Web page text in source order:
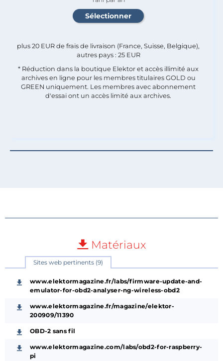
plus 20 EUR de frais de livraison (France, Suisse, Belgique),
autres pays : 25 EUR
* Réduction dans la boutique Elektor et accès illimité aux
archives en ligne pour les membres titulaires GOLD ou
GREEN uniquement. Les membres avec abonnement
d'essai ont un accès limité aux archives.
Matériaux
Sites web pertinents (9)
www.elektormagazine.fr/labs/firmware-update-and-
emulator-for-obd2-analyser-ng-wireless-obd2
www.elektormagazine.fr/magazine/elektor-
200909/11390
OBD-2 sans fil
www.elektormagazine.com/labs/obd2-for-raspberry-
pi